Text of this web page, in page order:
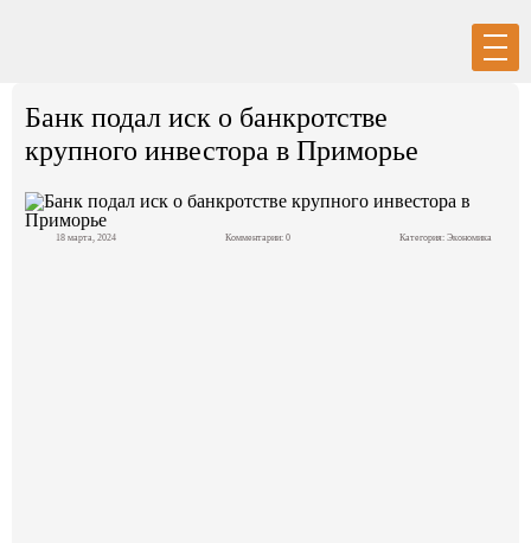
Банк подал иск о банкротстве
крупного инвестора в Приморье
18 марта, 2024 Комментарии: 0 Категория: Экономика